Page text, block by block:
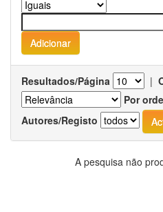
Resultados/Página |
Por
Autores/Registo
A pesquisa não